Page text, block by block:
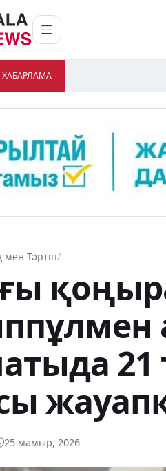
ХАБАРЛАМА
мен Тәртіп/
21
25 мамыр, 2026